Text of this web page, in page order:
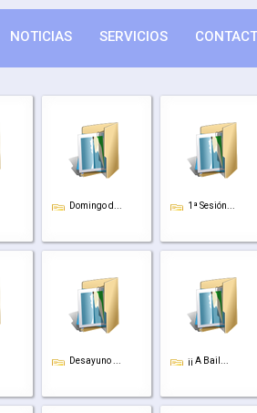
NOTICIAS SERVICIOS
Domingo d... 1ª Sesión...
Desayuno ... ¡¡ A Bail...